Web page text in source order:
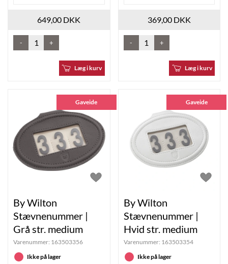
649,00 DKK
- +
Læg i kurv
369,00 DKK
- +
Læg i kurv
By Wilton
Stævnenummer |
Grå str. medium
Varenummer: 163503356
Ikke på lager
Gaveide
By Wilton
Stævnenummer |
Hvid str. medium
Varenummer: 163503354
Ikke på lager
Gaveide